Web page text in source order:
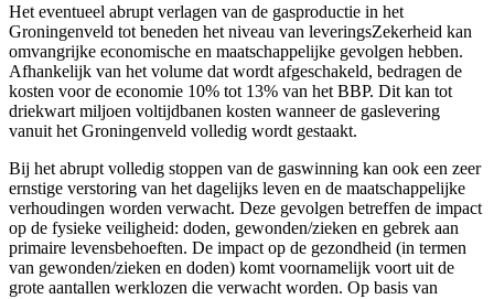
Het eventueel abrupt verlagen van de gasproductie in het
Groningenveld tot beneden het niveau van leveringsZekerheid kan
omvangrijke economische en maatschappelijke gevolgen hebben.
Afhankelijk van het volume dat wordt afgeschakeld, bedragen de
kosten voor de economie 10% tot 13% van het BBP. Dit kan tot
driekwart miljoen voltijdbanen kosten wanneer de gaslevering
vanuit het Groningenveld volledig wordt gestaakt.
Bij het abrupt volledig stoppen van de gaswinning kan ook een zeer
ernstige verstoring van het dagelijks leven en de maatschappelijke
verhoudingen worden verwacht. Deze gevolgen betreffen de impact
op de fysieke veiligheid: doden, gewonden/zieken en gebrek aan
primaire levensbehoeften. De impact op de gezondheid (in termen
van gewonden/zieken en doden) komt voornamelijk voort uit de
grote aantallen werklozen die verwacht worden. Op basis van